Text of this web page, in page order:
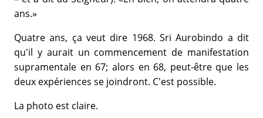
ans.»
Quatre ans, ça veut dire 1968. Sri Aurobindo a dit
qu'il y aurait un commencement de manifestation
supramentale en 67; alors en 68, peut-être que les
deux expériences se joindront. C'est possible.
La photo est claire.